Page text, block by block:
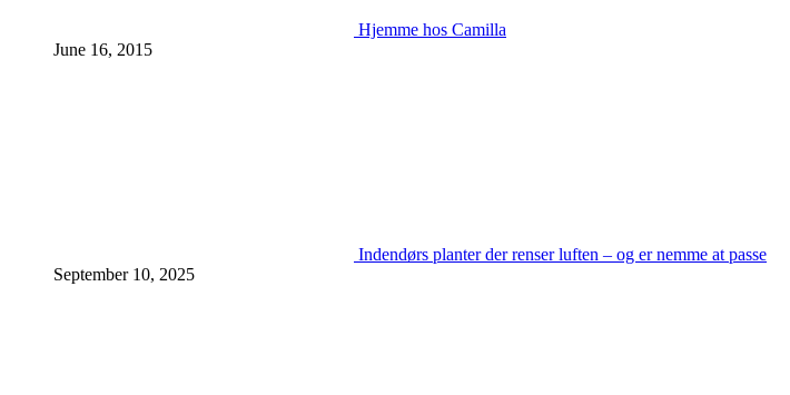
Hjemme hos Camilla
June 16, 2015
Indendørs planter der renser luften – og er nemme at passe
September 10, 2025